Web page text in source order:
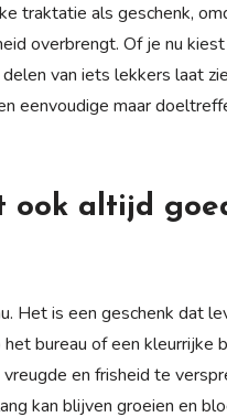
traktatie als geschenk,
overbrengt. Of je nu
van iets lekkers laat
eenvoudige maar
ook altijd
Het is een geschenk dat
bureau of een kleurrijke
en frisheid te
kan blijven groeien en